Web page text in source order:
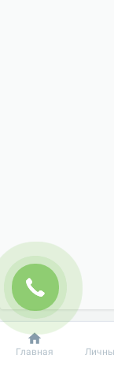
Добробут
Главная